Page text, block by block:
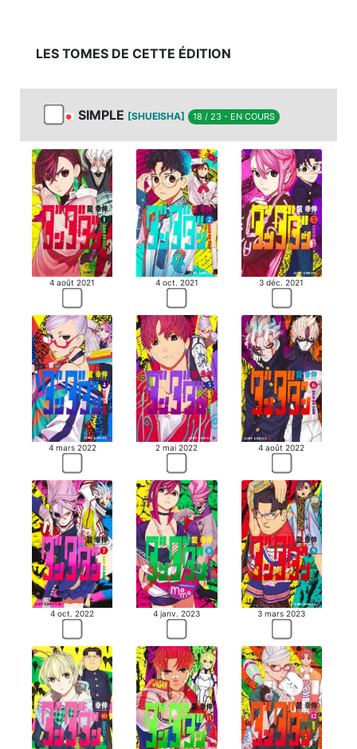
LES TOMES DE CETTE ÉDITION
SIMPLE [SHUEISHA] 18 / 23 - EN COURS
4 août 2021 4 oct. 2021 3 déc. 2021
4 mars 2022 2 mai 2022 4 août 2022
4 oct. 2022 4 janv. 2023 3 mars 2023